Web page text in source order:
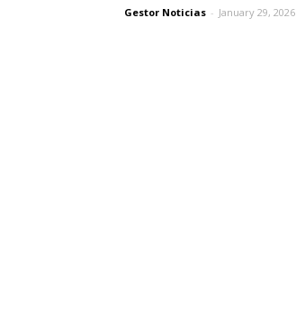
Gestor Noticias - January 29, 2026